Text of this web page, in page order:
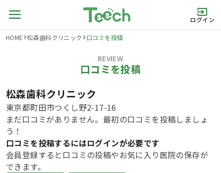
ログイン
HOME 松森歯科クリニック 口コミを投稿
REVIEW
口コミを投稿
松森歯科クリニック
東京都町田市つくし野2-17-16
まだ口コミがありません。最初の口コミを投稿しましょ
う！
口コミを投稿するにはログインが必要です
会員登録すると口コミの投稿やお気に入り医院の保存が
できます。